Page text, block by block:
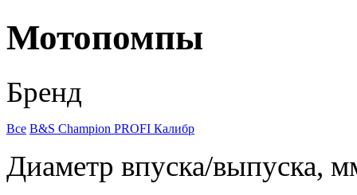
Мотопомпы
Бренд
Все B&S Champion PROFI Калибр
Диаметр впуска/выпуска,